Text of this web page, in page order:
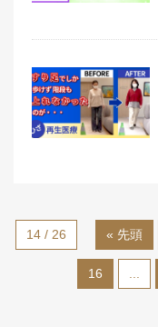
14 / 26 « 先頭
16